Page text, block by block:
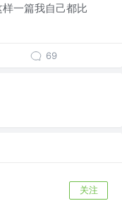
一篇我自己都比
69
关注